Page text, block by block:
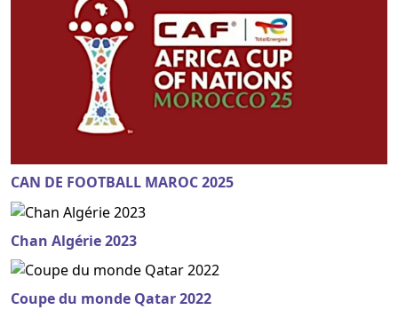
CAN DE FOOTBALL MAROC 2025
Chan Algérie 2023
Coupe du monde Qatar 2022